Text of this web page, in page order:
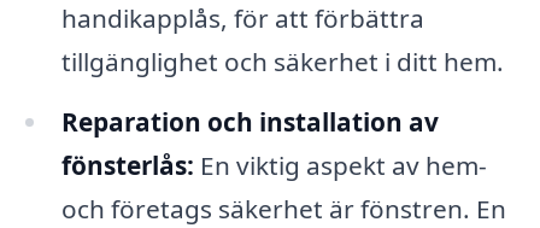
handikapplås, för att förbättra
tillgänglighet och säkerhet i ditt hem.
Reparation och installation av
fönsterlås: En viktig aspekt av hem-
och företags säkerhet är fönstren. En